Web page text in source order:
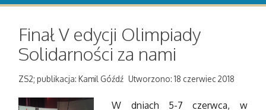
Finał V edycji Olimpiady
Solidarności za nami
ZS2; publikacja: Kamil Góźdź Utworzono: 18 czerwiec 2018
W dniach 5-7 czerwca, w